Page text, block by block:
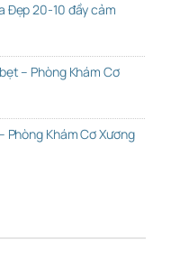
Đẹp 20-10 đầy cảm
– Phòng Khám Cơ
Phòng Khám Cơ Xương